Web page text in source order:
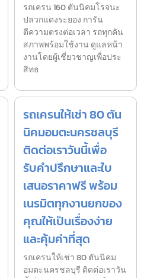
รถเครน 160 ตันนิคมโรจนะ
ปลวกแดงระยอง การัน
ตีความตรงต่อเวลา รถทุกคัน
สภาพพร้อมใช้งาน ดูแลหน้า
งานโดยผู้เชี่ยวชาญเพื่อประ
สิทธ
รถเครนให้เช่า 80 ตัน
นิคมอมตะนครชลบุรี
ติดต่อเราวันนี้เพื่อ
รับคำปรึกษาและใบ
เสนอราคาฟรี พร้อม
เนรมิตทุกงานยกของ
คุณให้เป็นเรื่องง่าย
และคุ้มค่าที่สุด
รถเครนให้เช่า 80 ตันนิคม
อมตะนครชลบุรี ติดต่อเราวัน